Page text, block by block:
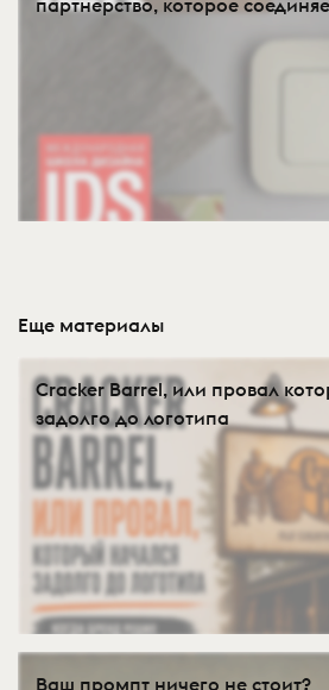
Еще материалы
Cracker Barrel, или провал
задолго до логотипа
Ваш промпт ничего не стоит?